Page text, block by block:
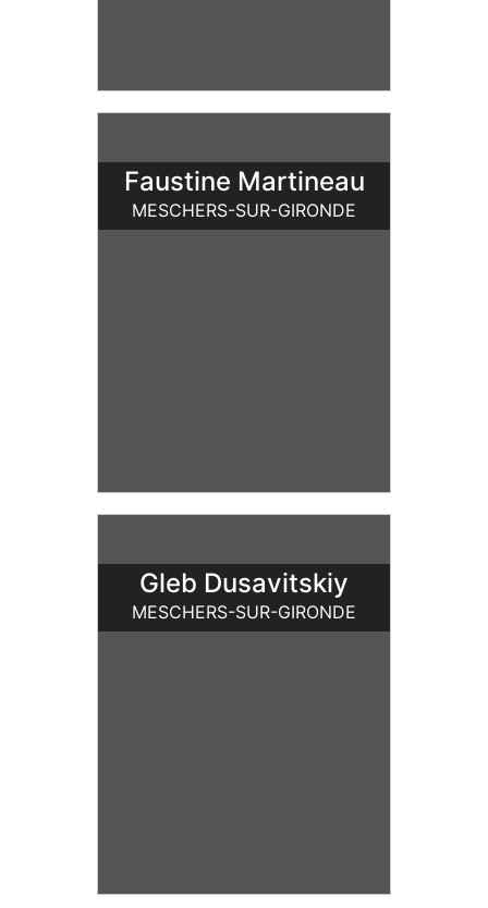
Faustine Martineau
MESCHERS-SUR-GIRONDE
Gleb Dusavitskiy
MESCHERS-SUR-GIRONDE